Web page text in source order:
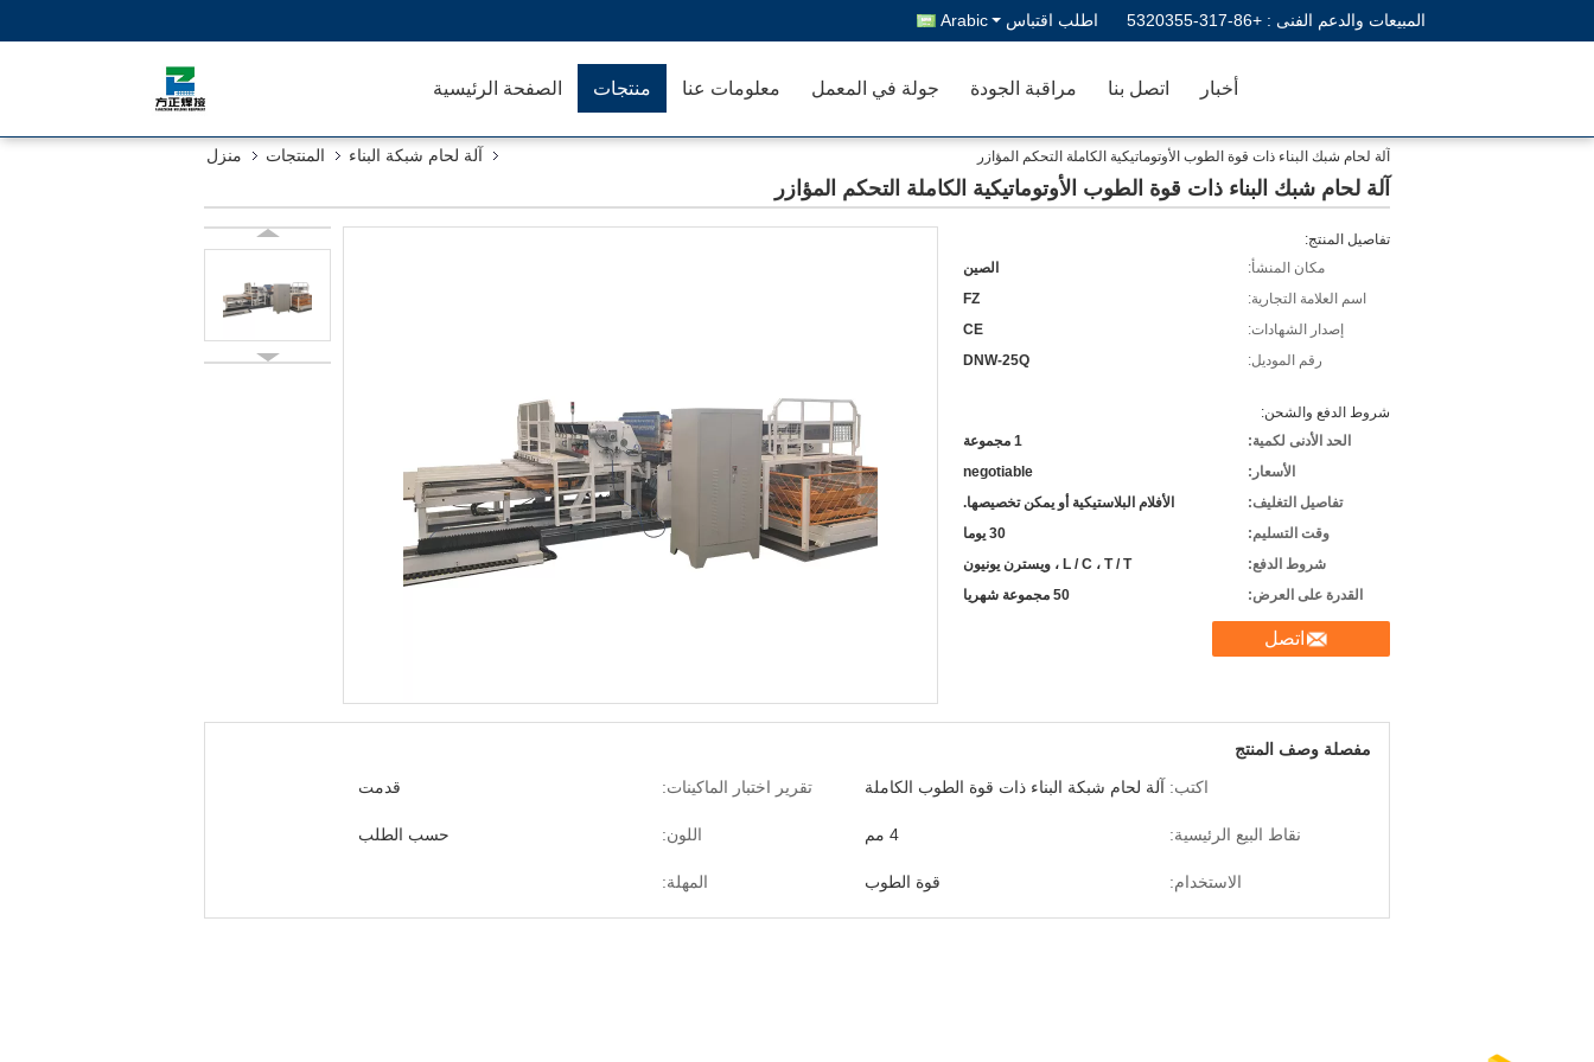
المبيعات والدعم الفنى : +86-317-5320355 اطلب اقتباس Arabic
الصفحة الرئيسية منتجات معلومات عنا جولة في المعمل مراقبة الجودة اتصل بنا أخبار
منزل المنتجات آلة لحام شبكة البناء آلة لحام شبك البناء ذات قوة الطوب الأوتوماتيكية الكاملة التحكم المؤازر
آلة لحام شبك البناء ذات قوة الطوب الأوتوماتيكية الكاملة التحكم المؤازر
تفاصيل المنتج:
مكان المنشأ:
الصين
اسم العلامة التجارية:
FZ
إصدار الشهادات:
CE
رقم الموديل:
DNW-25Q
شروط الدفع والشحن:
الحد الأدنى لكمية:
1 مجموعة
الأسعار:
negotiable
تفاصيل التغليف:
الأفلام البلاستيكية أو يمكن تخصيصها.
وقت التسليم:
30 يوما
شروط الدفع:
L / C ، T / T ، ويسترن يونيون
القدرة على العرض:
50 مجموعة شهريا
اتصل
مفصلة وصف المنتج
اكتب: آلة لحام شبكة البناء ذات قوة الطوب الكاملة تقرير اختبار الماكينات: قدمت
نقاط البيع الرئيسية: 4 مم اللون: حسب الطلب
الاستخدام: قوة الطوب المهلة: